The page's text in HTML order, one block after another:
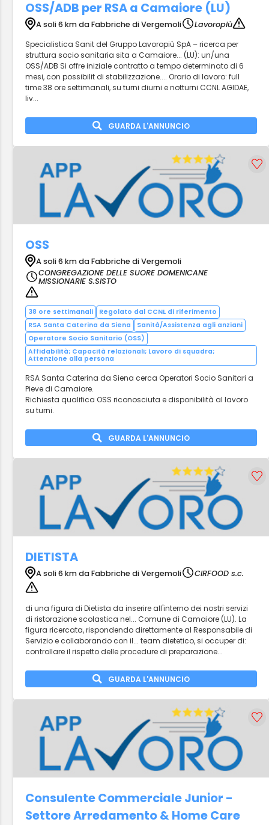
OSS/ADB per RSA a Camaiore (LU)
A soli 6 km da Fabbriche di Vergemoli
Lavoropiù
Specialistica Sanit del Gruppo Lavoropiù SpA – ricerca per
struttura socio sanitaria sita a Camaiore... (LU): un/una
OSS/ADB Si offre iniziale contratto a tempo determinato di 6
mesi, con possibilit di stabilizzazione.... Orario di lavoro: full
time 38 ore settimanali, su turni diurni e notturni CCNL AGIDAE,
liv...
GUARDA L'ANNUNCIO
OSS
A soli 6 km da Fabbriche di Vergemoli
CONGREGAZIONE DELLE SUORE DOMENICANE
MISSIONARIE S.SISTO
38 ore settimanali
Regolato dal CCNL di riferimento
RSA Santa Caterina da Siena
Sanità/Assistenza agli anziani
Operatore Socio Sanitario (OSS)
Affidabilità; Capacità relazionali; Lavoro di squadra;
Attenzione alla persona
RSA Santa Caterina da Siena cerca Operatori Socio Sanitari a
Pieve di Camaiore.
Richiesta qualifica OSS riconosciuta e disponibilità al lavoro
su turni.
GUARDA L'ANNUNCIO
DIETISTA
A soli 6 km da Fabbriche di Vergemoli CIRFOOD s.c.
di una figura di Dietista da inserire all'interno dei nostri servizi
di ristorazione scolastica nel... Comune di Camaiore (LU). La
figura ricercata, rispondendo direttamente al Responsabile di
Servizio e collaborando con il... team dietetico, si occuper di:
controllare il rispetto delle procedure di preparazione...
GUARDA L'ANNUNCIO
Consulente Commerciale Junior -
Settore Arredamento & Home Care